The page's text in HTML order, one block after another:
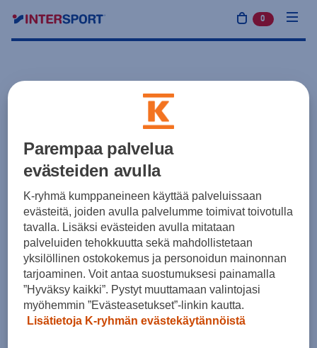
0 tuotetta
Parempaa palvelua
evästeiden avulla
K-ryhmä kumppaneineen käyttää palveluissaan
evästeitä, joiden avulla palvelumme toimivat toivotulla
tavalla. Lisäksi evästeiden avulla mitataan
palveluiden tehokkuutta sekä mahdollistetaan
yksilöllinen ostokokemus ja personoidun mainonnan
tarjoaminen. Voit antaa suostumuksesi painamalla
”Hyväksy kaikki”. Pystyt muuttamaan valintojasi
myöhemmin ”Evästeasetukset”-linkin kautta.
Lisätietoja K-ryhmän evästekäytännöistä